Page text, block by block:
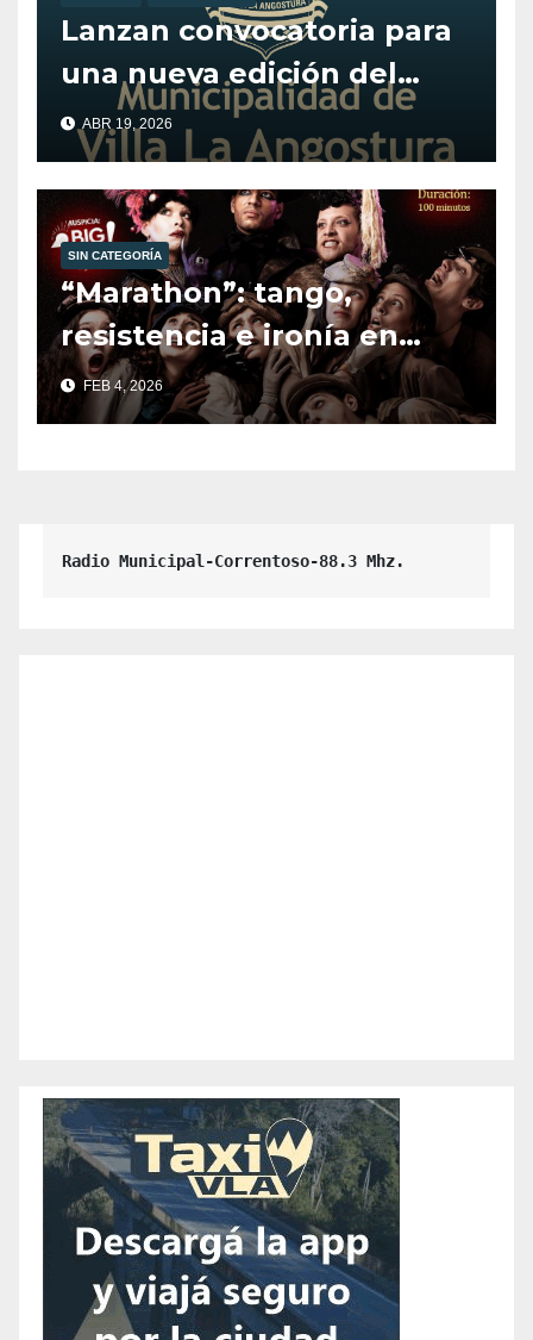
Lanzan convocatoria para
una nueva edición del
programa Alentando el
Deporte.
ABR 19, 2026
SIN CATEGORÍA
“Marathon”: tango,
resistencia e ironía en
escena.
FEB 4, 2026
Radio Municipal-Correntoso-88.3 Mhz.